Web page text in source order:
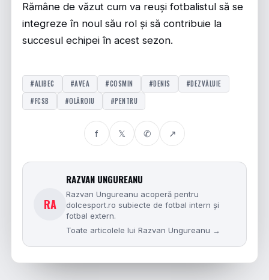
Rămâne de văzut cum va reuși fotbalistul să se
integreze în noul său rol și să contribuie la
succesul echipei în acest sezon.
#ALIBEC #AVEA #COSMIN #DENIS
#DEZVĂLUIE
#FCSB
#OLĂROIU #PENTRU
f 𝕏 ✆ ↗
RA
RAZVAN UNGUREANU
Razvan Ungureanu acoperă pentru
dolcesport.ro subiecte de fotbal intern și
fotbal extern.
Toate articolele lui Razvan Ungureanu →